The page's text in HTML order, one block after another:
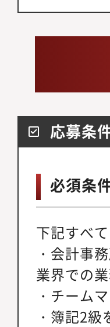
応募条
必須条
下記すべ
・会計事
業界での
・チーム
・簿記2